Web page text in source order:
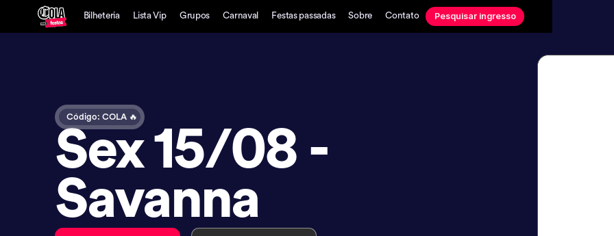
Bilheteria Lista Vip Grupos Carnaval Festas passadas Sobre Contato Pesquisar ingresso
Código: COLA 🔥
Sex 15/08 -
Savanna